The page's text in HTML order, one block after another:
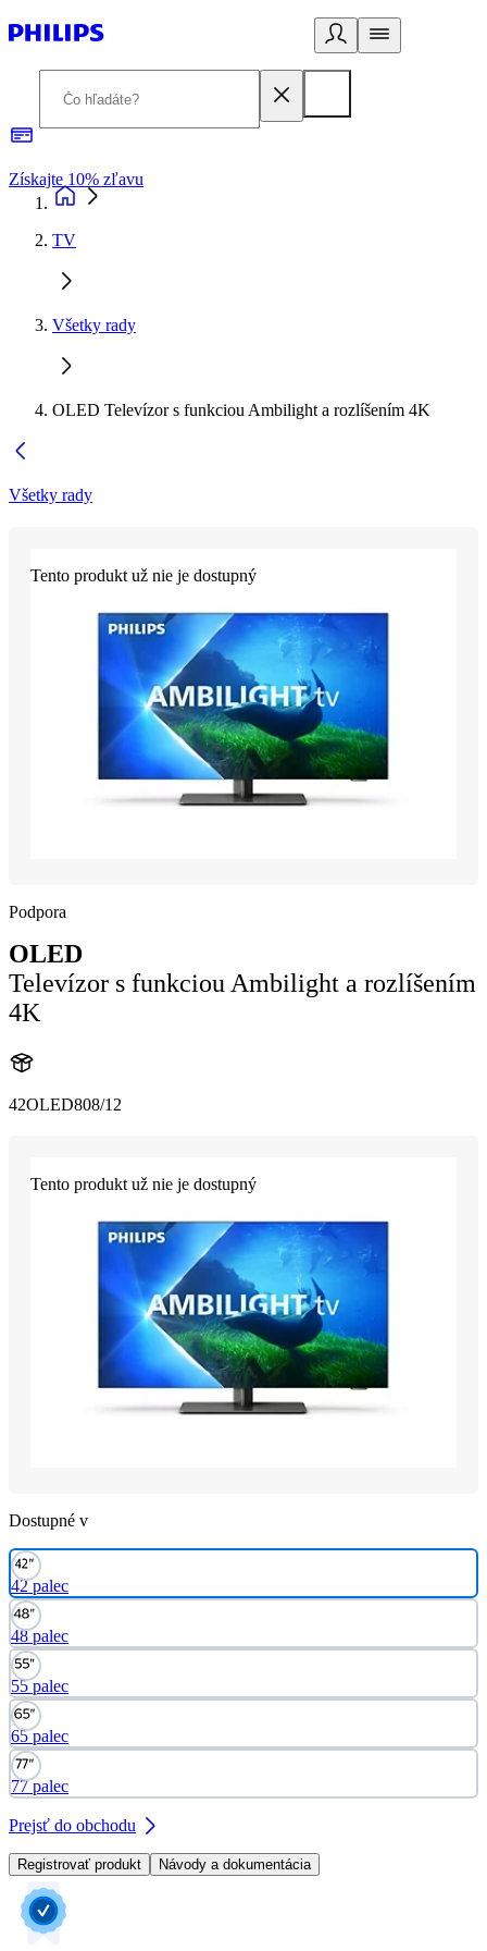
Získajte 10% zľavu
TV
Všetky rady
OLED Televízor s funkciou Ambilight a rozlíšením 4K
Všetky rady
Tento produkt už nie je dostupný
Podpora
OLED
Televízor s funkciou Ambilight a rozlíšením
4K
42OLED808/12
Tento produkt už nie je dostupný
Dostupné v
42 palec
48 palec
55 palec
65 palec
77 palec
Prejsť do obchodu
Registrovať produkt Návody a dokumentácia